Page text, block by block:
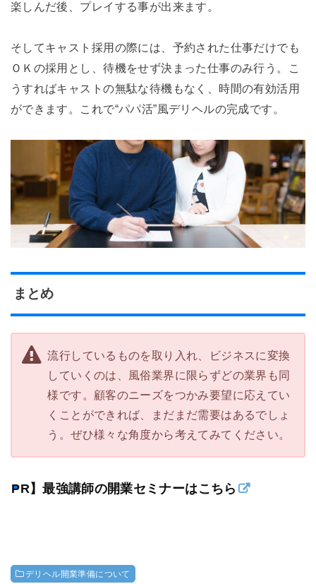
楽しんだ後、プレイする事が出来ます。
そしてキャスト採用の際には、予約された仕事だけでも
ＯＫの採用とし、待機をせず決まった仕事のみ行う。こ
うすればキャストの無駄な待機もなく、時間の有効活用
ができます。これで“パパ活”風デリヘルの完成です。
まとめ
流行しているものを取り入れ、ビジネスに変換
していくのは、風俗業界に限らずどの業界も同
様です。顧客のニーズをつかみ要望に応えてい
くことができれば、まだまだ需要はあるでしょ
う。ぜひ様々な角度から考えてみてください。
【PR】最強講師の開業セミナーはこちら
デリヘル開業準備について